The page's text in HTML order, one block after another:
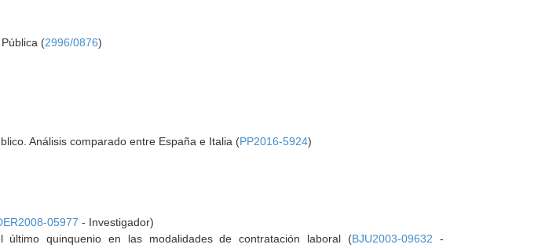
(2996/0876)
Análisis comparado entre España e Italia (PP2016-5924)
05977 - Investigador)
quinquenio en las modalidades de contratación laboral (BJU2003-09632 -